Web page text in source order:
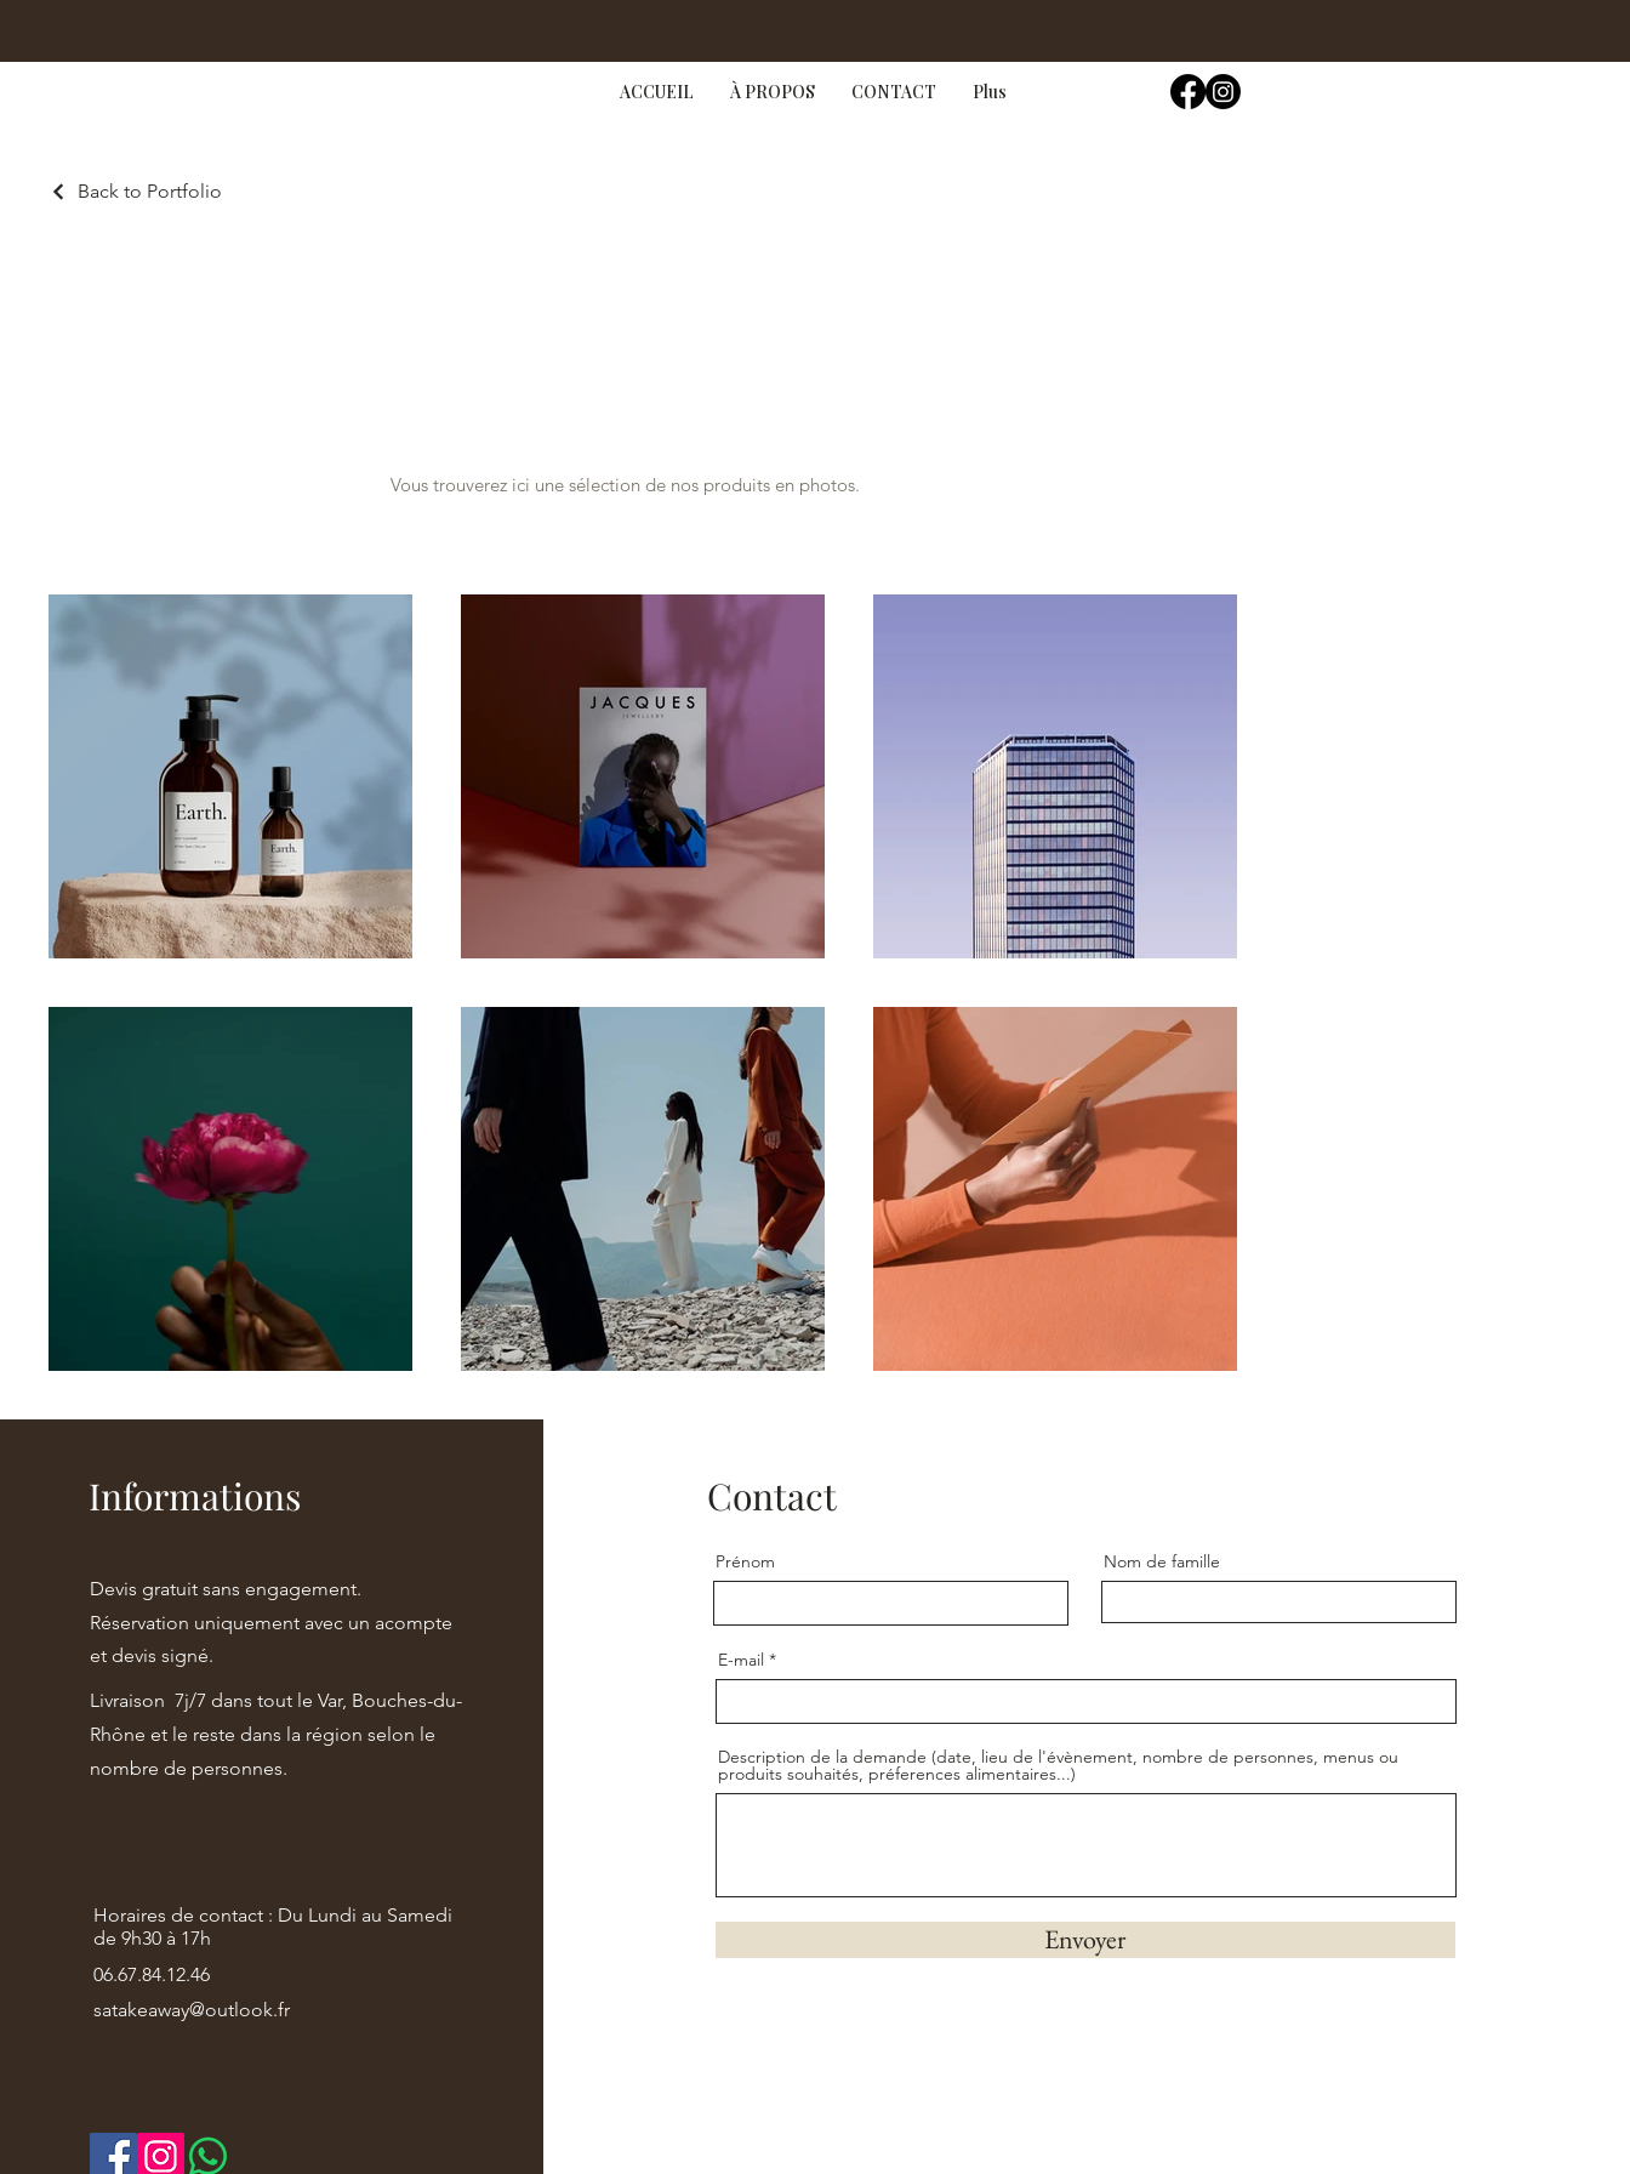
ACCUEIL À PROPOS CONTACT Plus
Back to Portfolio
Vous trouverez ici une sélection de nos produits en photos.
Informations
Devis gratuit sans engagement.
Réservation uniquement avec un acompte
et devis signé.
Livraison 7j/7 dans tout le Var, Bouches-du-
Rhône et le reste dans la région selon le
nombre de personnes.
Horaires de contact : Du Lundi au Samedi
de 9h30 à 17h
06.67.84.12.46
satakeaway@outlook.fr
Contact
Prénom Nom de famille
E-mail
Description de la demande (date, lieu de l'évènement, nombre de personnes, menus ou
produits souhaités, préferences alimentaires...)
Envoyer